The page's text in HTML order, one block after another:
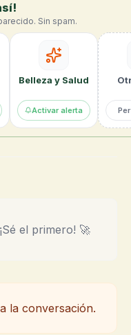
Sin spam.
Belleza y Salud
Activar alerta
el primero! 🚀
la conversación.